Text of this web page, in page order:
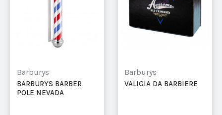
Barburys
BARBURYS BARBER
POLE NEVADA
Barburys
VALIGIA DA BARBIERE